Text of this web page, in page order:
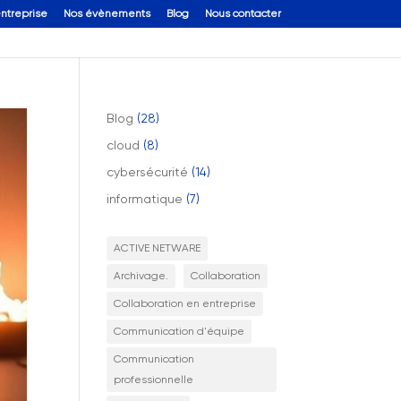
Nos évènements Blog Nous contacter
Blog (28)
cloud (8)
cybersécurité (14)
informatique (7)
ACTIVE NETWARE
Archivage. Collaboration
Collaboration en entreprise
Communication d'équipe
Communication
professionnelle